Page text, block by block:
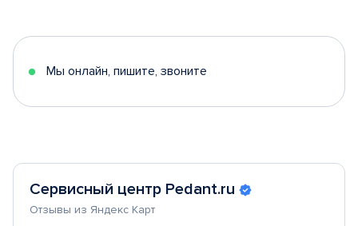
5
Мы онлайн, пишите, звоните
Сервисный центр Pedant.ru
Отзывы из Яндекс Карт